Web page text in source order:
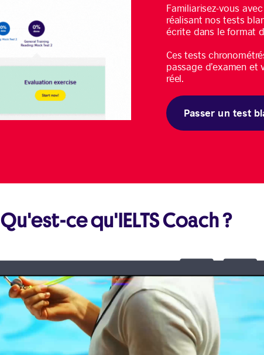
Familiarisez-vous
réalisant nos tests
écrite dans le format
Ces tests
passage d’examen
réel.
Passer un test
Qu'est-ce qu'IELTS Coach ?